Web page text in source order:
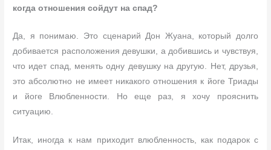
когда отношения сойдут на спад?
Да, я понимаю. Это сценарий Дон Жуана, который долго
добивается расположения девушки, а добившись и чувствуя,
что идет спад, менять одну девушку на другую. Нет, друзья,
это абсолютно не имеет никакого отношения к йоге Триады
и йоге Влюбленности. Но еще раз, я хочу прояснить
ситуацию.
Итак, иногда к нам приходит влюбленность, как подарок с